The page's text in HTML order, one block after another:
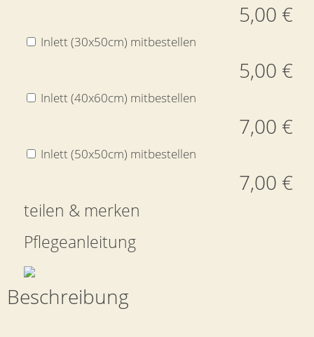
5,00 €
Inlett (30x50cm) mitbestellen
5,00 €
Inlett (40x60cm) mitbestellen
7,00 €
Inlett (50x50cm) mitbestellen
7,00 €
teilen & merken
Pflegeanleitung
Beschreibung